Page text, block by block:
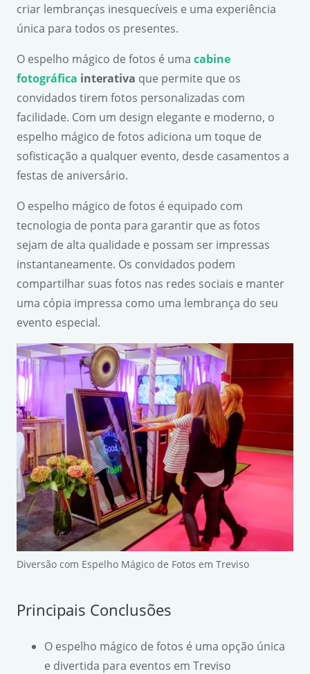
criar lembranças inesquecíveis e uma experiência
única para todos os presentes.
O espelho mágico de fotos é uma cabine
fotográfica interativa que permite que os
convidados tirem fotos personalizadas com
facilidade. Com um design elegante e moderno, o
espelho mágico de fotos adiciona um toque de
sofisticação a qualquer evento, desde casamentos a
festas de aniversário.
O espelho mágico de fotos é equipado com
tecnologia de ponta para garantir que as fotos
sejam de alta qualidade e possam ser impressas
instantaneamente. Os convidados podem
compartilhar suas fotos nas redes sociais e manter
uma cópia impressa como uma lembrança do seu
evento especial.
Diversão com Espelho Mágico de Fotos em Treviso
Principais Conclusões
O espelho mágico de fotos é uma opção única
e divertida para eventos em Treviso